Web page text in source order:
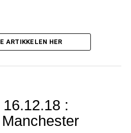
ARTIKKELEN HER
: